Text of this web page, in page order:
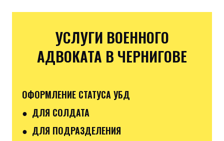
УСЛУГИ ВОЕННОГО
АДВОКАТА В ЧЕРНИГОВЕ
ОФОРМЛЕНИЕ СТАТУСА УБД
● ДЛЯ СОЛДАТА
● ДЛЯ ПОДРАЗДЕЛЕНИЯ